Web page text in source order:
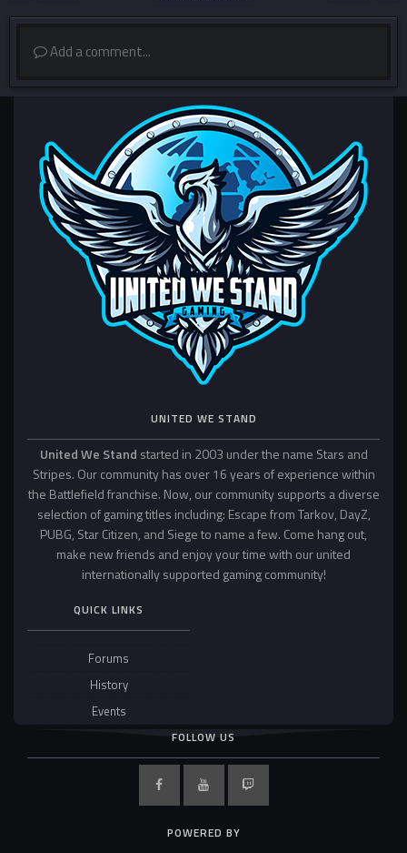
Add a comment...
UNITED WE STAND
United We Stand started in 2003 under the name Stars and
Stripes. Our community has over 16 years of experience within
the Battlefield franchise. Now, our community supports a diverse
selection of gaming titles including: Escape from Tarkov, DayZ,
PUBG, Star Citizen, and Siege to name a few. Come hang out,
make new friends and enjoy your time with our united
internationally supported gaming community!
QUICK LINKS
Forums
History
Events
FOLLOW US
POWERED BY